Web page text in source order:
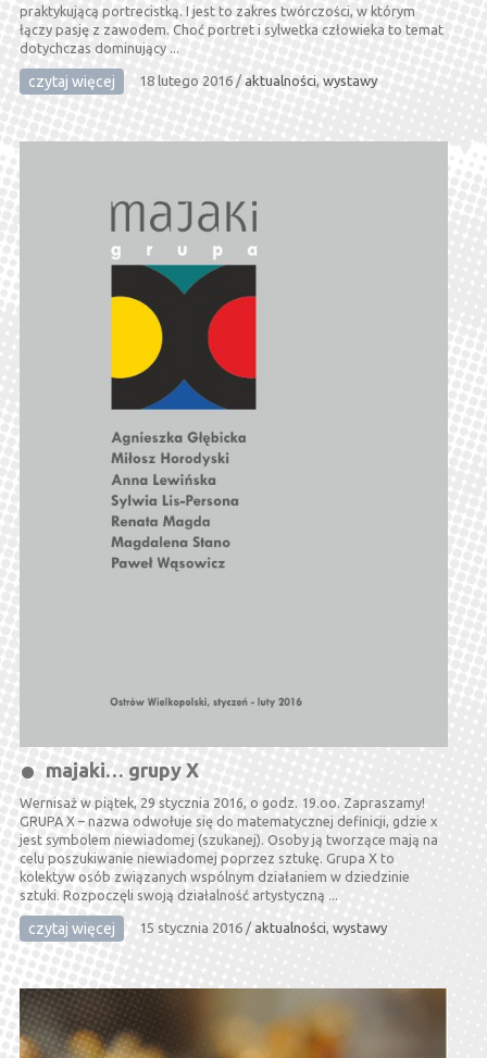
praktykującą portrecistką. I jest to zakres twórczości, w którym
łączy pasję z zawodem. Choć portret i sylwetka człowieka to temat
dotychczas dominujący ...
czytaj więcej 18 lutego 2016 / aktualności, wystawy
majaki… grupy X
Wernisaż w piątek, 29 stycznia 2016, o godz. 19.oo. Zapraszamy!
GRUPA X – nazwa odwołuje się do matematycznej definicji, gdzie x
jest symbolem niewiadomej (szukanej). Osoby ją tworzące mają na
celu poszukiwanie niewiadomej poprzez sztukę. Grupa X to
kolektyw osób związanych wspólnym działaniem w dziedzinie
sztuki. Rozpoczęli swoją działalność artystyczną ...
czytaj więcej 15 stycznia 2016 / aktualności, wystawy